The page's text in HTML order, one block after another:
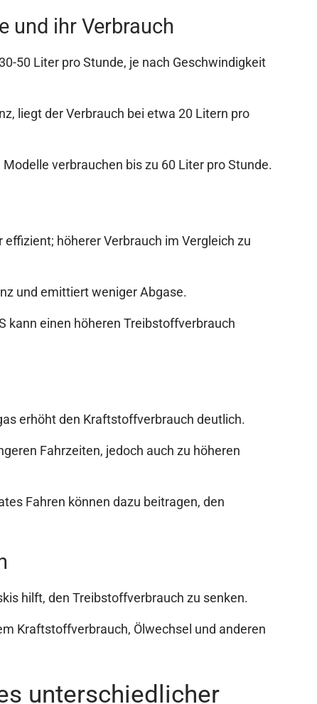
und ihr Verbrauch
50 Liter pro Stunde, je nach Geschwindigkeit
liegt der Verbrauch bei etwa 20 Litern pro
verbrauchen bis zu 60 Liter pro Stunde.
höherer Verbrauch im Vergleich zu
und emittiert weniger Abgase.
kann einen höheren Treibstoffverbrauch
erhöht den Kraftstoffverbrauch deutlich.
Fahrzeiten, jedoch auch zu höheren
Fahren können dazu beitragen, den
hilft, den Treibstoffverbrauch zu senken.
Kraftstoffverbrauch, Ölwechsel und anderen
unterschiedlicher